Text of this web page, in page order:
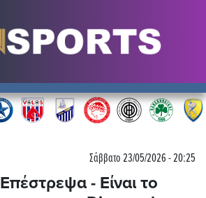
Σάββατο 23/05/2026 - 20:25
- Είναι το